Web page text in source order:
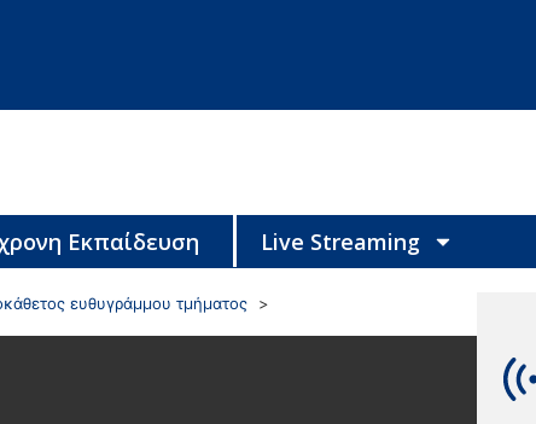
Εκπαίδευση Live Streaming
ευθυγράμμου τμήματος